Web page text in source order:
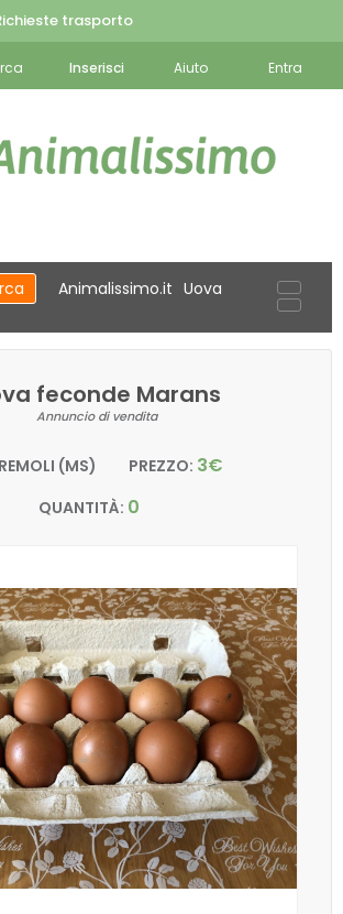
trasporto
Inserisci Aiuto Entra
Animalissimo.it Uova
feconde Marans
Annuncio di vendita
(MS) PREZZO: 3€
QUANTITÀ: 0